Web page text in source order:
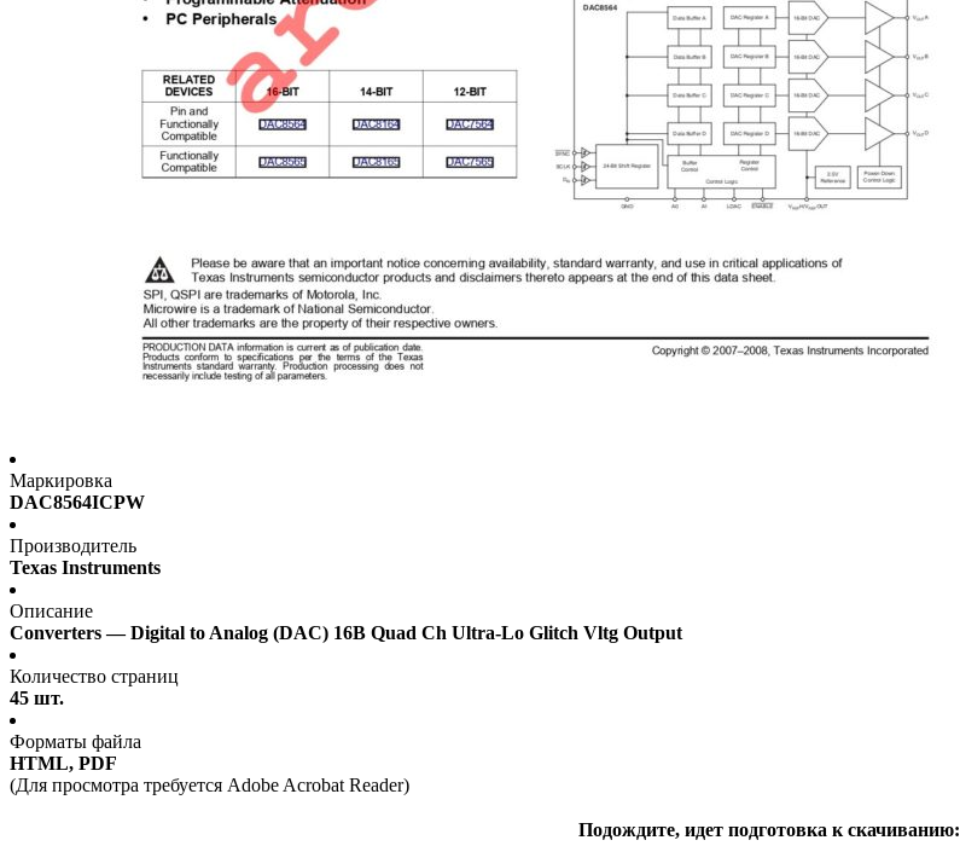
Маркировка
DAC8564ICPW
Производитель
Texas Instruments
Описание
Converters — Digital to Analog (DAC) 16B Quad Ch Ultra-Lo Glitch Vltg Output
Количество страниц
45 шт.
Форматы файла
HTML, PDF
(Для просмотра требуется Adobe Acrobat Reader)
Подождите, идет подготовка к скачиванию: